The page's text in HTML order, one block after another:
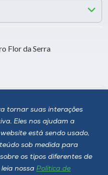
tornar suas interações
Eles nos ajudam a
está sendo usado,
sob medida para
os tipos diferentes de
nossa Política de
Flor da Serra